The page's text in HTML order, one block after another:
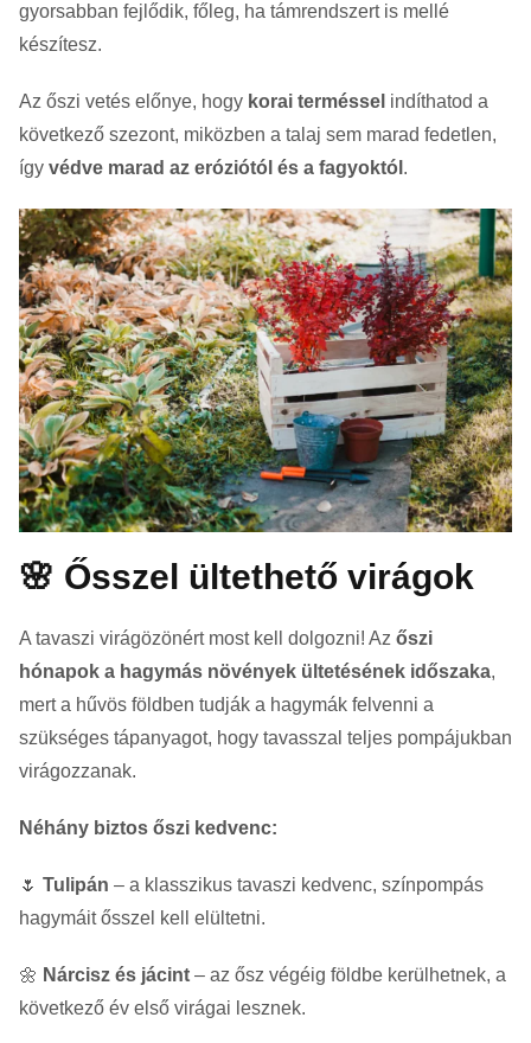
gyorsabban fejlődik, főleg, ha támrendszert is mellé
készítesz.
Az őszi vetés előnye, hogy korai terméssel indíthatod a
következő szezont, miközben a talaj sem marad fedetlen,
így védve marad az eróziótól és a fagyoktól .
🌸 Ősszel ültethető virágok
A tavaszi virágözönért most kell dolgozni! Az őszi
hónapok a hagymás növények ültetésének időszaka,
mert a hűvös földben tudják a hagymák felvenni a
szükséges tápanyagot, hogy tavasszal teljes pompájukban
virágozzanak.
Néhány biztos őszi kedvenc:
🌷 Tulipán – a klasszikus tavaszi kedvenc, színpompás
hagymáit ősszel kell elültetni.
🌼 Nárcisz és jácint – az ősz végéig földbe kerülhetnek, a
következő év első virágai lesznek.